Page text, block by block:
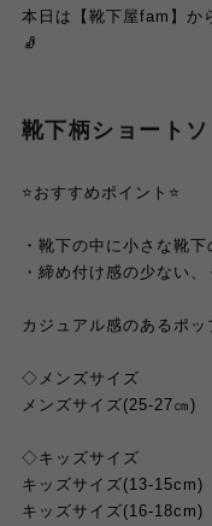
本日は【靴下屋fam】か
🧦
靴下柄ショートソ
⭐️おすすめポイント⭐️
・靴下の中に小さな靴
・締め付け感の少ない
カジュアル感のあるポ
◇メンズサイズ
メンズサイズ(25-27㎝)
◇キッズサイズ
キッズサイズ(13-15cm)
キッズサイズ(16-18cm)